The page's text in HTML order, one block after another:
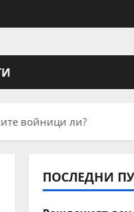
войници ли?
ПОСЛЕДНИ